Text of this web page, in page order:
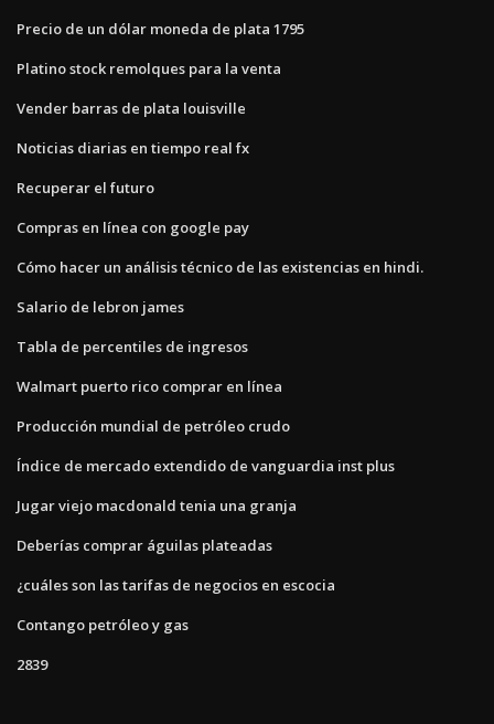
Precio de un dólar moneda de plata 1795
Platino stock remolques para la venta
Vender barras de plata louisville
Noticias diarias en tiempo real fx
Recuperar el futuro
Compras en línea con google pay
Cómo hacer un análisis técnico de las existencias en hindi.
Salario de lebron james
Tabla de percentiles de ingresos
Walmart puerto rico comprar en línea
Producción mundial de petróleo crudo
Índice de mercado extendido de vanguardia inst plus
Jugar viejo macdonald tenia una granja
Deberías comprar águilas plateadas
¿cuáles son las tarifas de negocios en escocia
Contango petróleo y gas
2839